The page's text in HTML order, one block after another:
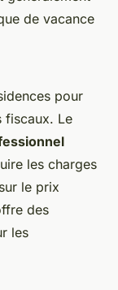
de vacance
pour
fiscaux. Le
les charges
le prix
des
les